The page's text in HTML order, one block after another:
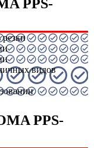
PPS-
резки
видов
PPS-